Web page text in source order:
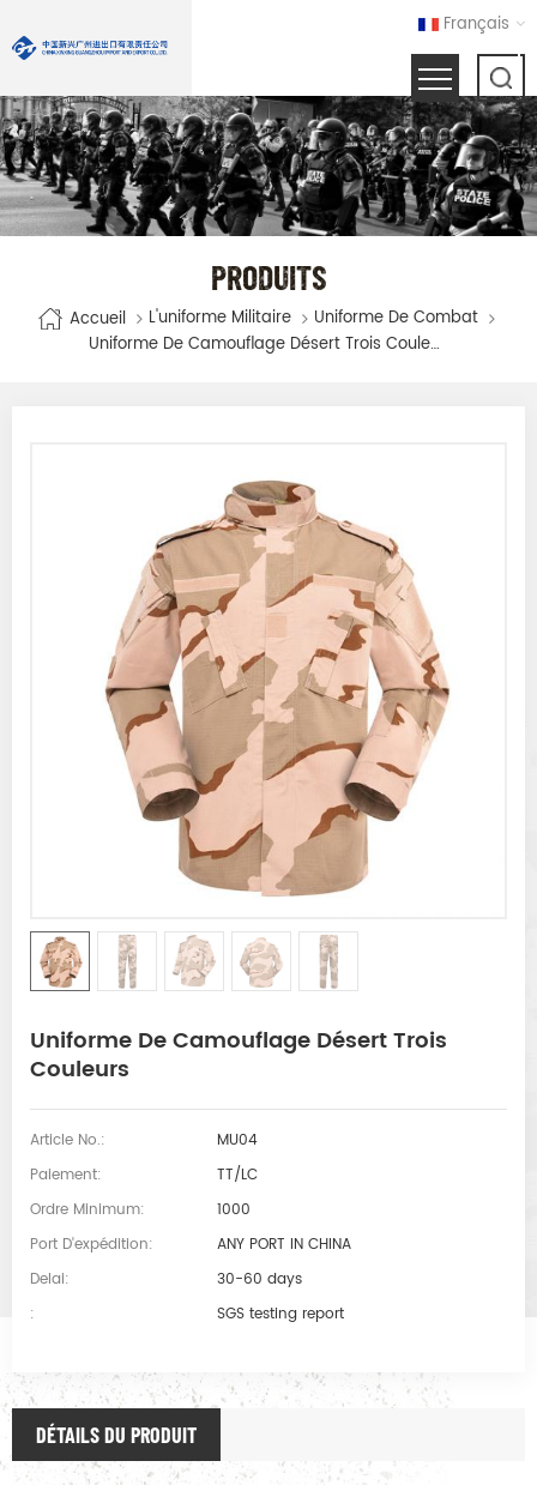
Français
PRODUITS
Accueil L'uniforme Militaire
Uniforme De Combat
Uniforme De Camouflage Désert Trois Couleurs
Uniforme De Camouflage Désert Trois
Couleurs
Article No.:
MU04
Paiement:
TT/LC
Ordre Minimum:
1000
Port D'expédition:
ANY PORT IN CHINA
Delai:
30-60 days
:
SGS testing report
DÉTAILS DU PRODUIT